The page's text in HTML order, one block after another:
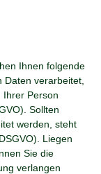
Ihnen folgende
verarbeitet,
Ihrer Person
Sollten
werden, steht
Liegen
Sie die
verlangen